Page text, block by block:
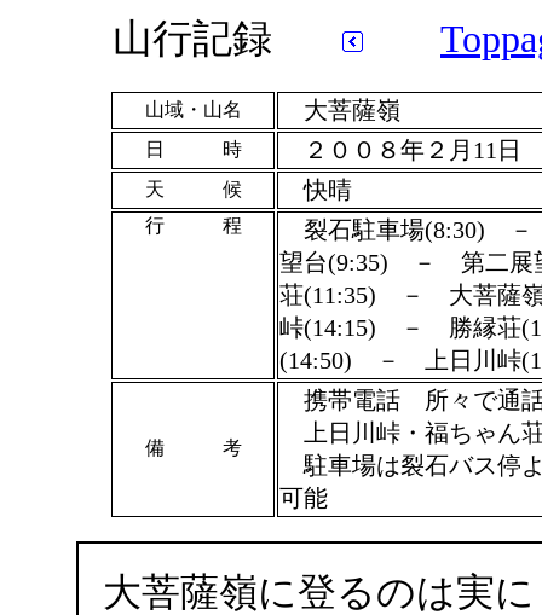
山行記録
山域・山名 大菩薩嶺
日 時 ２００８年２月11日
天 候 快晴
行 程
裂石駐車場(8:30)
望台(9:35) － 第二展
荘(11:35) － 大菩薩
峠(14:15) － 勝縁荘
(14:50) － 上日川峠
備 考
携帯電話 所々で通
上日川峠・福ちゃん
駐車場は裂石バス停
可能
大菩薩嶺に登るのは実